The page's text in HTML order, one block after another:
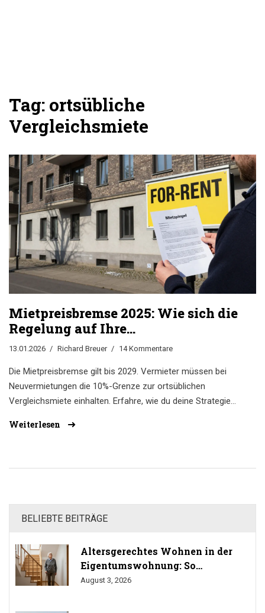
Tag: ortsübliche
Vergleichsmiete
Mietpreisbremse 2025: Wie sich die
Regelung auf Ihre
Vermietungsstrategie auswirkt
13.01.2026 Richard Breuer 14 Kommentare
Die Mietpreisbremse gilt bis 2029. Vermieter müssen bei
Neuvermietungen die 10%-Grenze zur ortsüblichen
Vergleichsmiete einhalten. Erfahre, wie du deine Strategie
Vermietung.
Weiterlesen
BELIEBTE BEITRÄGE
Altersgerechtes Wohnen in der
Eigentumswohnung: So
durchsetzen Sie Ihr Umbaurecht
August 3, 2026